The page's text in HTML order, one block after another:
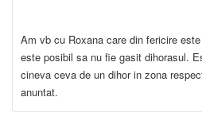
Am vb cu Roxana care din fericire
este posibil sa nu fie gasit dihorasul.
cineva ceva de un dihor in zona
anuntat.